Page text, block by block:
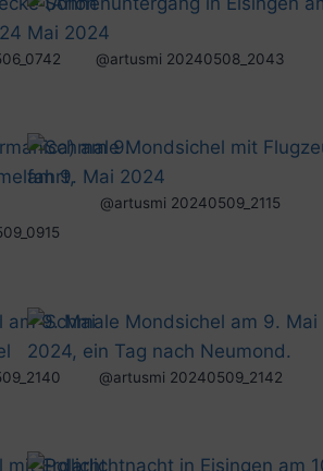
@artusmi 20240508_2043
@artusmi 20240509_2115
@artusmi 20240509_2142